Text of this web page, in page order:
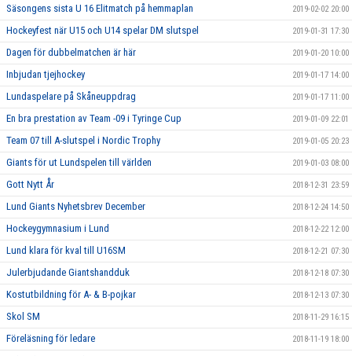
Säsongens sista U 16 Elitmatch på hemmaplan 2019-02-02 20:00
Hockeyfest när U15 och U14 spelar DM slutspel 2019-01-31 17:30
Dagen för dubbelmatchen är här 2019-01-20 10:00
Inbjudan tjejhockey 2019-01-17 14:00
Lundaspelare på Skåneuppdrag 2019-01-17 11:00
En bra prestation av Team -09 i Tyringe Cup 2019-01-09 22:01
Team 07 till A-slutspel i Nordic Trophy 2019-01-05 20:23
Giants för ut Lundspelen till världen 2019-01-03 08:00
Gott Nytt År 2018-12-31 23:59
Lund Giants Nyhetsbrev December 2018-12-24 14:50
Hockeygymnasium i Lund 2018-12-22 12:00
Lund klara för kval till U16SM 2018-12-21 07:30
Julerbjudande Giantshandduk 2018-12-18 07:30
Kostutbildning för A- & B-pojkar 2018-12-13 07:30
Skol SM 2018-11-29 16:15
Föreläsning för ledare 2018-11-19 18:00